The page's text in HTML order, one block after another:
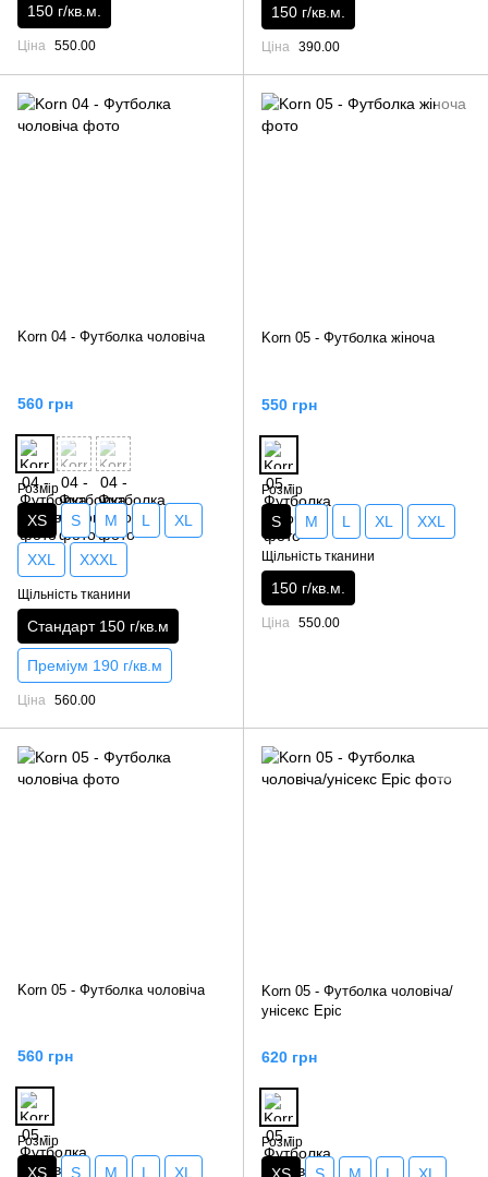
150 г/кв.м.
Ціна 550.00
150 г/кв.м.
Ціна 390.00
Korn 04 - Футболка чоловіча
560 грн
Розмір
XS S M L XL
XXL XXXL
Щільність тканини
Стандарт 150 г/кв.м
Преміум 190 г/кв.м
Ціна 560.00
Korn 05 - Футболка жіноча
550 грн
Розмір
S M L XL XXL
Щільність тканини
150 г/кв.м.
Ціна 550.00
Korn 05 - Футболка чоловіча
560 грн
Розмір
XS S M L XL
Korn 05 - Футболка чоловіча/
унісекс Epic
620 грн
Розмір